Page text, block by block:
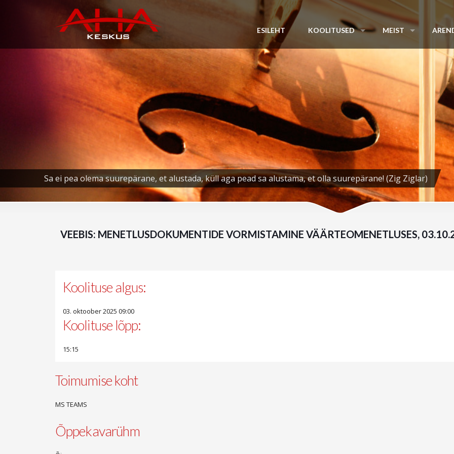
ESILEHT KOOLITUSED MEIST
Sa ei pea olema suurepärane, et alustada, küll aga pead sa alustama, et olla suurepärane! (Zig Ziglar)
VEEBIS: MENETLUSDOKUMENTIDE VORMISTAMINE VÄÄRTEOMENETLUSES,
Koolituse algus:
03. oktoober 2025 09:00
Koolituse lõpp:
15:15
Toimumise koht
MS TEAMS
Õppekavarühm